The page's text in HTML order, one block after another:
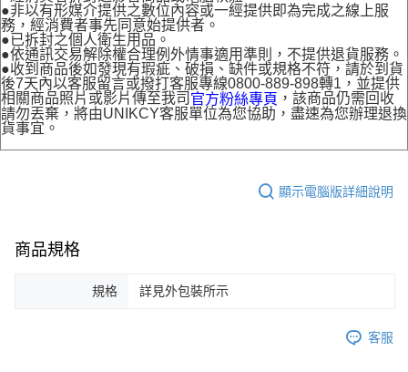
●非以有形媒介提供之數位內容或一經提供即為完成之線上服
務，經消費者事先同意始提供者。
●已拆封之個人衛生用品。
●依通訊交易解除權合理例外情事適用準則，不提供退貨服務。
●收到商品後如發現有瑕疵、破損、缺件或規格不符，請於到貨
後7天內以客服留言或撥打客服專線0800-889-898轉1，並提供
相關商品照片或影片傳至我司 官方粉絲專頁 ，該商品仍需回收
請勿丟棄，將由UNIKCY客服單位為您協助，盡速為您辦理退換
貨事宜。
顯示電腦版詳細說明
商品規格
規格 詳見外包裝所示
客服